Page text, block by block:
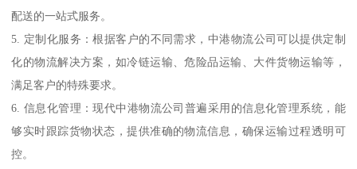
配送的一站式服务。
5. 定制化服务：根据客户的不同需求，中港物流公司可以提供定制
化的物流解决方案，如冷链运输、危险品运输、大件货物运输等，
满足客户的特殊要求。
6. 信息化管理：现代中港物流公司普遍采用的信息化管理系统，能
够实时跟踪货物状态，提供准确的物流信息，确保运输过程透明可
控。